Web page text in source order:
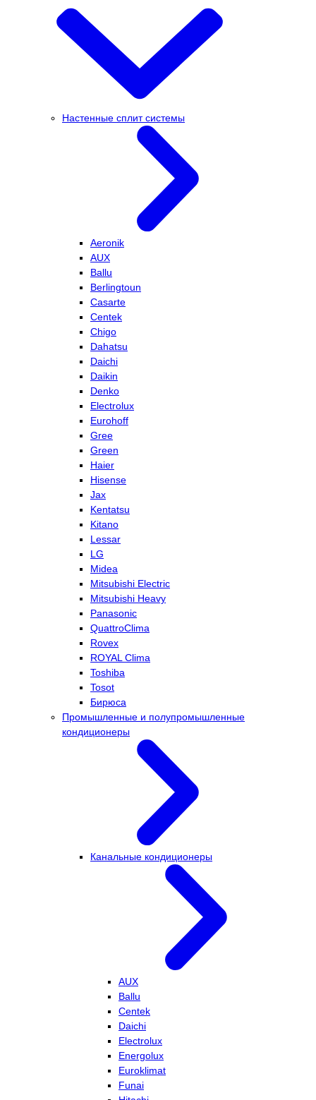
Настенные сплит системы
Aeronik
AUX
Ballu
Berlingtoun
Casarte
Centek
Chigo
Dahatsu
Daichi
Daikin
Denko
Electrolux
Eurohoff
Gree
Green
Haier
Hisense
Jax
Kentatsu
Kitano
Lessar
LG
Midea
Mitsubishi Electric
Mitsubishi Heavy
Panasonic
QuattroClima
Rovex
ROYAL Clima
Toshiba
Tosot
Бирюса
Промышленные и полупромышленные
кондиционеры
Канальные кондиционеры
AUX
Ballu
Centek
Daichi
Electrolux
Energolux
Euroklimat
Funai